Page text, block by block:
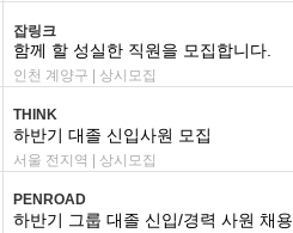
잡링크
함께 할 성실한 직원을 모집합니다.
인천 계양구 | 상시모집
THINK
하반기 대졸 신입사원 모집
서울 전지역 | 상시모집
PENROAD
하반기 그룹 대졸 신입/경력 사원 채용